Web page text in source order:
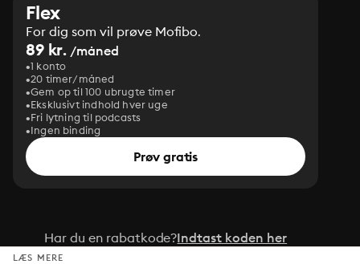
Flex
For dig som vil prøve Mofibo.
89 kr. /måned
1 konto
20 timer/måned
Gem op til 100 ubrugte timer
Eksklusivt indhold hver uge
Fri lytning til podcasts
Ingen binding
Prøv gratis
Har du en rabatkode?Indtast koden her
LÆS MERE